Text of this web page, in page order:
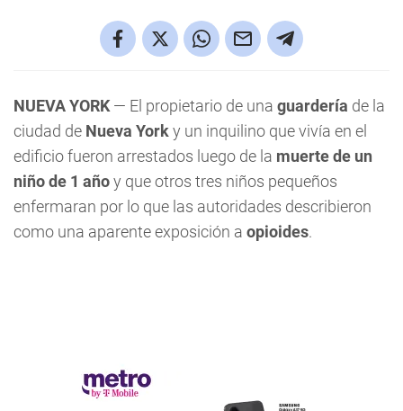
NUEVA YORK — El propietario de una guardería de la
ciudad de Nueva Yorky un inquilino que vivía en el
edificio fueron arrestados luego de la muerte de un
niño de 1 añoy que otros tres niños pequeños
enfermaran por lo que las autoridades describieron
como una aparente exposición a opioides.